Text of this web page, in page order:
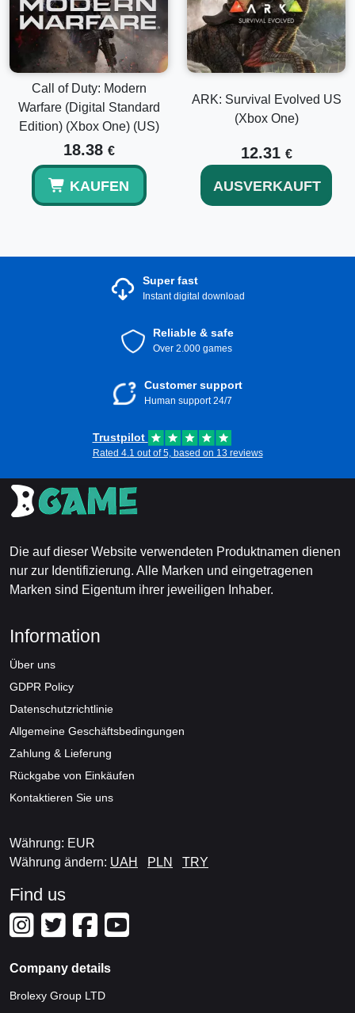
Call of Duty: Modern
Warfare (Digital Standard
Edition) (Xbox One) (US)
18.38 €
KAUFEN
ARK: Survival Evolved US
(Xbox One)
12.31 €
AUSVERKAUFT
Super fast
Instant digital download
Reliable & safe
Over 2.000 games
Customer support
Human support 24/7
Trustpilot
Rated 4.1 out of 5, based on 13 reviews
Die auf dieser Website verwendeten Produktnamen dienen
nur zur Identifizierung. Alle Marken und eingetragenen
Marken sind Eigentum ihrer jeweiligen Inhaber.
Information
Über uns
GDPR Policy
Datenschutzrichtlinie
Allgemeine Geschäftsbedingungen
Zahlung & Lieferung
Rückgabe von Einkäufen
Kontaktieren Sie uns
Währung: EUR
Währung ändern: UAH PLN TRY
Find us
Company details
Brolexy Group LTD